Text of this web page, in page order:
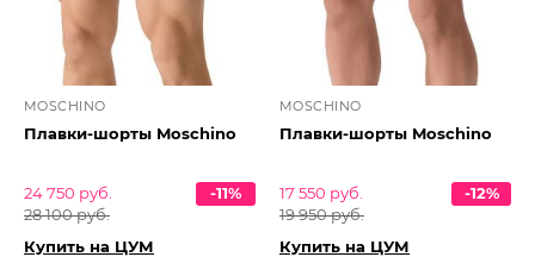
MOSCHINO
Плавки-шорты Moschino
24 750 руб.
28 100 руб.
-11%
Купить на ЦУМ
MOSCHINO
Плавки-шорты Moschino
17 550 руб.
19 950 руб.
-12%
Купить на ЦУМ